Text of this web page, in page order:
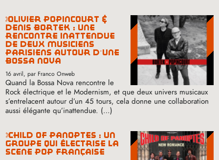
olivier popincourt &
denis bortek : une
rencontre inattendue
de deux musiciens
parisiens autour d’une
bossa nova
16 avril, par Franco Onweb
Quand la Bossa Nova rencontre le
Rock électrique et le Modernism, et que deux univers musicaux
s’entrelacent autour d’un 45 tours, cela donne une collaboration
aussi élégante qu’inattendue. (…)
child of panoptes : un
groupe qui électrise la
scène pop française